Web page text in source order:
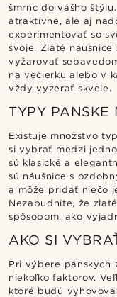
šmrnc do vášho
atraktívne, ale aj
experimentovať so
svoje. Zlaté
vyžarovať
na večierku alebo v
vždy vyzerať skvele.
TYPY PANSKE
Existuje množstvo
si vybrať medzi
sú klasické a
sú náušnice s
a môže pridať niečo
Nezabudnite, že
spôsobom, ako
AKO SI
Pri výbere pánskych
niekoľko faktorov.
ktoré budú